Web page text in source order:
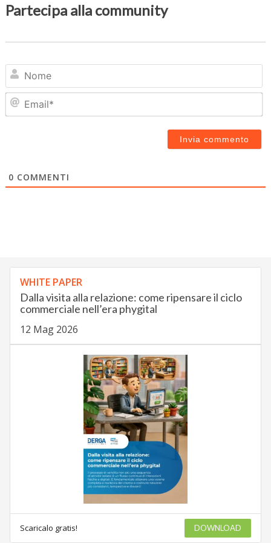
Partecipa alla community
0 COMMENTI
WHITE PAPER
Dalla visita alla relazione: come ripensare il ciclo
commerciale nell’era phygital
12 Mag 2026
Scaricalo gratis! DOWNLOAD